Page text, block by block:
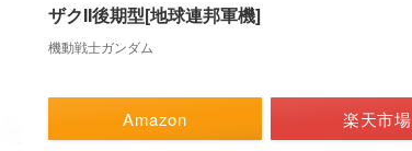
ザクII後期型[地球連邦軍機]
機動戦士ガンダム
Amazon 楽天市場